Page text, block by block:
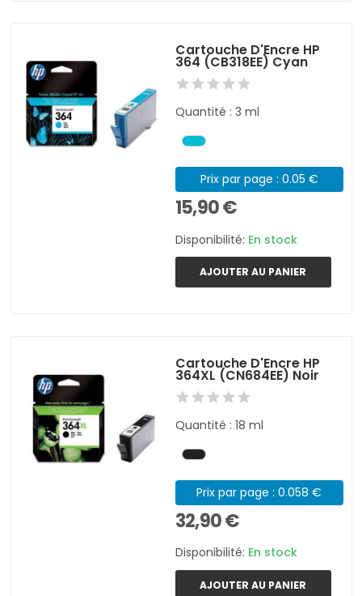
Cartouche D'Encre HP
364 (CB318EE) Cyan
Quantité : 3 ml
Prix par page : 0.05 €
15,90 €
Disponibilité: En stock
AJOUTER AU PANIER
Cartouche D'Encre HP
364XL (CN684EE) Noir
Quantité : 18 ml
Prix par page : 0.058 €
32,90 €
Disponibilité: En stock
AJOUTER AU PANIER